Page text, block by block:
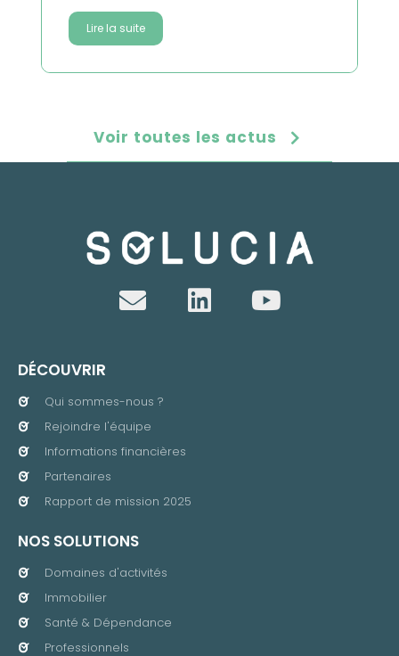
Lire la suite
Voir toutes les actus
DÉCOUVRIR
Qui sommes-nous ?
Rejoindre l'équipe
Informations financières
Partenaires
Rapport de mission 2025
NOS SOLUTIONS
Domaines d'activités
Immobilier
Santé & Dépendance
Professionnels